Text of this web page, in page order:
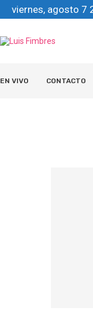
viernes, agosto 7
EN VIVO CONTACTO